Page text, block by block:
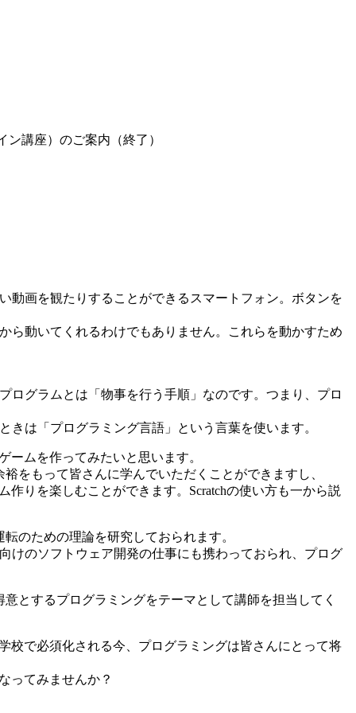
ン講座）のご案内（終了）
動画を観たりすることができるスマートフォン。ボタンを
ら動いてくれるわけでもありません。これらを動かすため
ログラムとは「物事を行う手順」なのです。つまり、プロ
は「プログラミング言語」という言葉を使います。
ームを作ってみたいと思います。
をもって皆さんに学んでいただくことができますし、
りを楽しむことができます。Scratchの使い方も一から説
のための理論を研究しておられます。
けのソフトウェア開発の仕事にも携わっておられ、プログ
とするプログラミングをテーマとして講師を担当してく
校で必須化される今、プログラミングは皆さんにとって将
ってみませんか？